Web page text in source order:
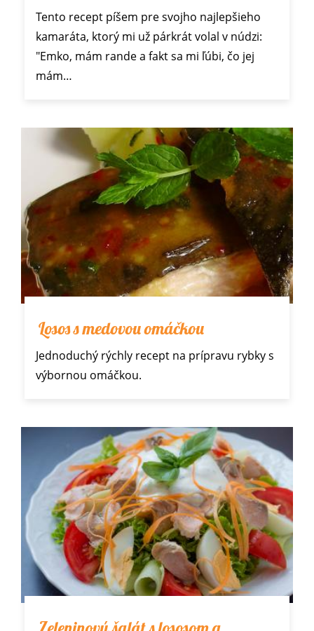
Tento recept píšem pre svojho najlepšieho
kamaráta, ktorý mi už párkrát volal v núdzi:
"Emko, mám rande a fakt sa mi ľúbi, čo jej
mám…
Losos s medovou omáčkou
Jednoduchý rýchly recept na prípravu rybky s
výbornou omáčkou.